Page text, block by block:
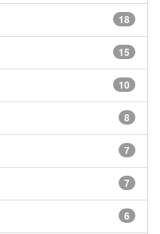
18
15
10
8
7
7
6